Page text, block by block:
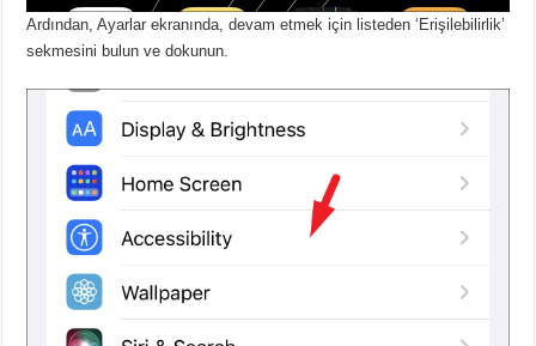
Ardından, Ayarlar ekranında, devam etmek için listeden ‘Erişilebilirlik’
sekmesini bulun ve dokunun.